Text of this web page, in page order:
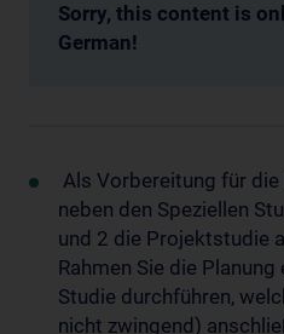
Sorry, this content is
German!
Als Vorbereitung für
neben den Speziellen
und 2 die Projektstudie
Rahmen Sie die
Studie durchführen,
nicht zwingend)